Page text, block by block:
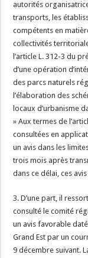
autorités
transports, les
compétents en
collectivités
l’article L. 312-3 du
d’une opération
des parcs naturels
l’élaboration des
locaux d’urbanisme
» Aux termes de
consultées en
un avis dans les
trois mois après
dans ce délai, ces
3. D’une part, il
consulté le comité
un avis favorable
Grand Est par un
9 décembre suivant.